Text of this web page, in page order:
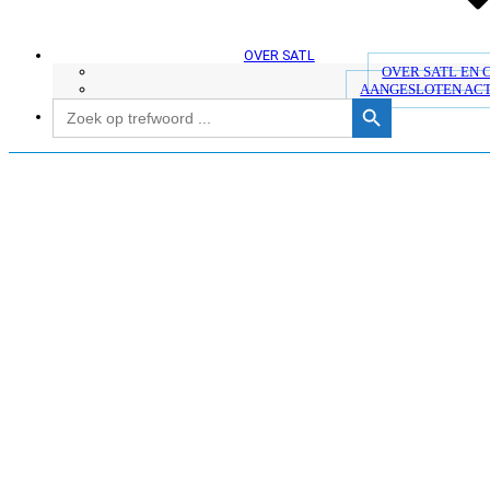
OVER SATL
OVER SATL EN
AANGESLOTEN
Zoek
naar:
Zoekknop